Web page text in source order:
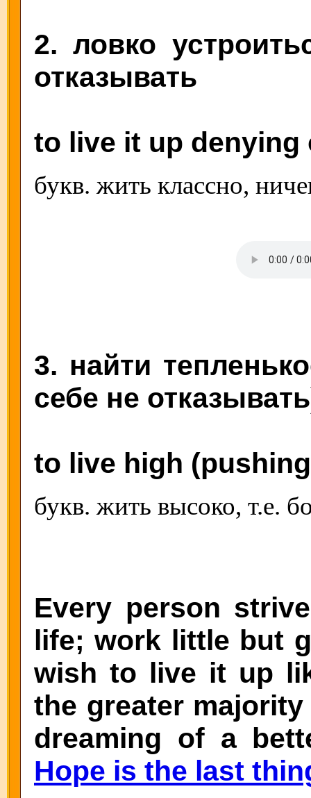
2. ловко
отказывать
to live it up
букв. жить классно,
3. найти
себе не
to live high
букв. жить высоко, т.е.
Every person
life; work little but
wish to live it up
the greater
dreaming of a
Hope is the last